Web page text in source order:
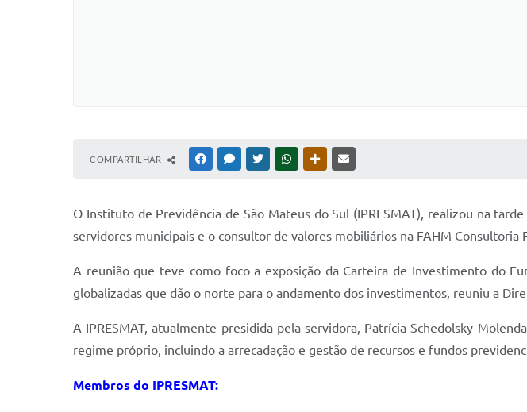
COMPARTILHAR FACEBOOKMESSENGER
TWITTERWHATSAPPOUTRAS MÍDIAS
O Instituto de Previdência de São Mateus do Sul (IPRESMAT), realizou na
servidores municipais e o consultor de valores mobiliários na FAHM Consultoria
A reunião que teve como foco a exposição da Carteira de Investimento do
globalizadas que dão o norte para o andamento dos investimentos, reuniu a
A IPRESMAT, atualmente presidida pela servidora, Patrícia Schedolsky
regime próprio, incluindo a arrecadação e gestão de recursos e fundos
Membros do IPRESMAT: